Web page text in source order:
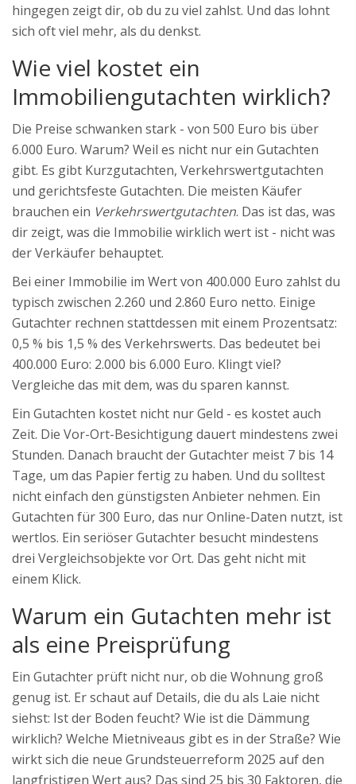
hingegen zeigt dir, ob du zu viel zahlst. Und das lohnt
sich oft viel mehr, als du denkst.
Wie viel kostet ein
Immobiliengutachten wirklich?
Die Preise schwanken stark - von 500 Euro bis über
6.000 Euro. Warum? Weil es nicht nur ein Gutachten
gibt. Es gibt Kurzgutachten, Verkehrswertgutachten
und gerichtsfeste Gutachten. Die meisten Käufer
brauchen ein Verkehrswertgutachten. Das ist das, was
dir zeigt, was die Immobilie wirklich wert ist - nicht was
der Verkäufer behauptet.
Bei einer Immobilie im Wert von 400.000 Euro zahlst du
typisch zwischen 2.260 und 2.860 Euro netto. Einige
Gutachter rechnen stattdessen mit einem Prozentsatz:
0,5 % bis 1,5 % des Verkehrswerts. Das bedeutet bei
400.000 Euro: 2.000 bis 6.000 Euro. Klingt viel?
Vergleiche das mit dem, was du sparen kannst.
Ein Gutachten kostet nicht nur Geld - es kostet auch
Zeit. Die Vor-Ort-Besichtigung dauert mindestens zwei
Stunden. Danach braucht der Gutachter meist 7 bis 14
Tage, um das Papier fertig zu haben. Und du solltest
nicht einfach den günstigsten Anbieter nehmen. Ein
Gutachten für 300 Euro, das nur Online-Daten nutzt, ist
wertlos. Ein seriöser Gutachter besucht mindestens
drei Vergleichsobjekte vor Ort. Das geht nicht mit
einem Klick.
Warum ein Gutachten mehr ist
als eine Preisprüfung
Ein Gutachter prüft nicht nur, ob die Wohnung groß
genug ist. Er schaut auf Details, die du als Laie nicht
siehst: Ist der Boden feucht? Wie ist die Dämmung
wirklich? Welche Mietniveaus gibt es in der Straße? Wie
wirkt sich die neue Grundsteuerreform 2025 auf den
langfristigen Wert aus? Das sind 25 bis 30 Faktoren, die